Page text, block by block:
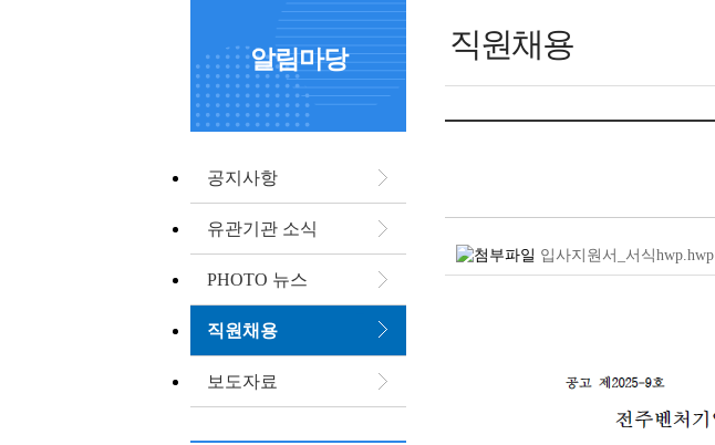
알림마당
공지사항
유관기관 소식
PHOTO 뉴스
직원채용
보도자료
직원채용
입사지원서_서식hwp.hwp